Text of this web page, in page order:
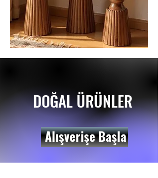
DOĞAL ÜRÜNLER
Alışverişe Başla